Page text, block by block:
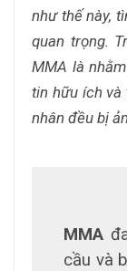
như thế này,
quan trọng.
MMA là
tin hữu ích
nhân đều bị
MMA
cầu và